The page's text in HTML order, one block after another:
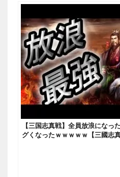
【三国志真戦】全員放浪になっ
グくなったｗｗｗｗｗ【三國志真